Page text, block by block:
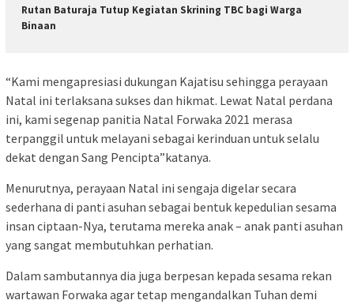
Rutan Baturaja Tutup Kegiatan Skrining TBC bagi Warga
Binaan
“Kami mengapresiasi dukungan Kajatisu sehingga perayaan
Natal ini terlaksana sukses dan hikmat. Lewat Natal perdana
ini, kami segenap panitia Natal Forwaka 2021 merasa
terpanggil untuk melayani sebagai kerinduan untuk selalu
dekat dengan Sang Pencipta”katanya.
Menurutnya, perayaan Natal ini sengaja digelar secara
sederhana di panti asuhan sebagai bentuk kepedulian sesama
insan ciptaan-Nya, terutama mereka anak – anak panti asuhan
yang sangat membutuhkan perhatian.
Dalam sambutannya dia juga berpesan kepada sesama rekan
wartawan Forwaka agar tetap mengandalkan Tuhan demi